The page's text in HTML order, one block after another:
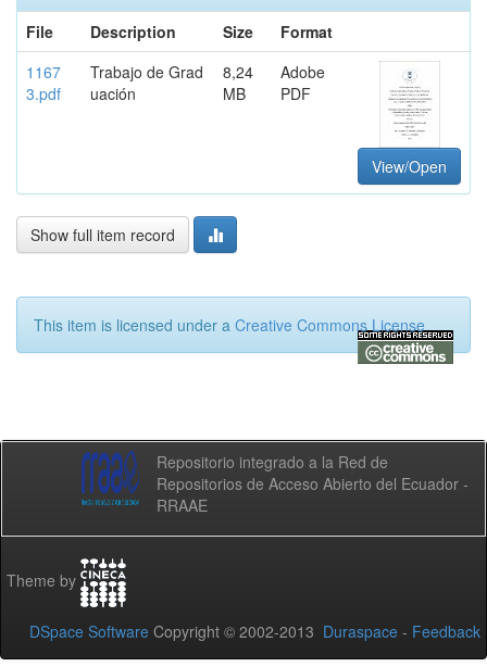
File
Description Size
Format
1167
3.pdf
Trabajo de Grad
uación
8,24
MB
Adobe
PDF
View/Open
Show full item record
This item is licensed under a Creative Commons License
Repositorio integrado a la Red de
Repositorios de Acceso Abierto del Ecuador -
RRAAE
Theme by
DSpace Software Copyright © 2002-2013 Duraspace - Feedback